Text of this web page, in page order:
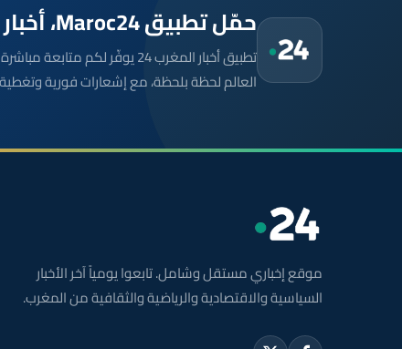
حمّل تطبيق Maroc24، أخبار المغرب تصلك أولاً
تطبيق أخبار المغرب 24 يوفّر
العالم لحظة بلحظة، مع إشعارات فورية
موقع إخباري مستقل وشامل. تابعوا يومياً آخر الأخبار
السياسية والاقتصادية والرياضية والثقافية من المغرب.